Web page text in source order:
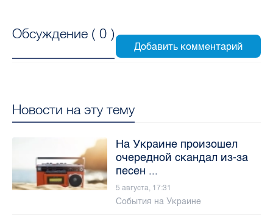
Обсуждение ( 0 )
Новости на эту тему
На Украине произошел
очередной скандал из-за
песен ...
5 августа, 17:31
События на Украине